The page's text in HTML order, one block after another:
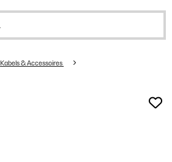
Kabels & Accessoires